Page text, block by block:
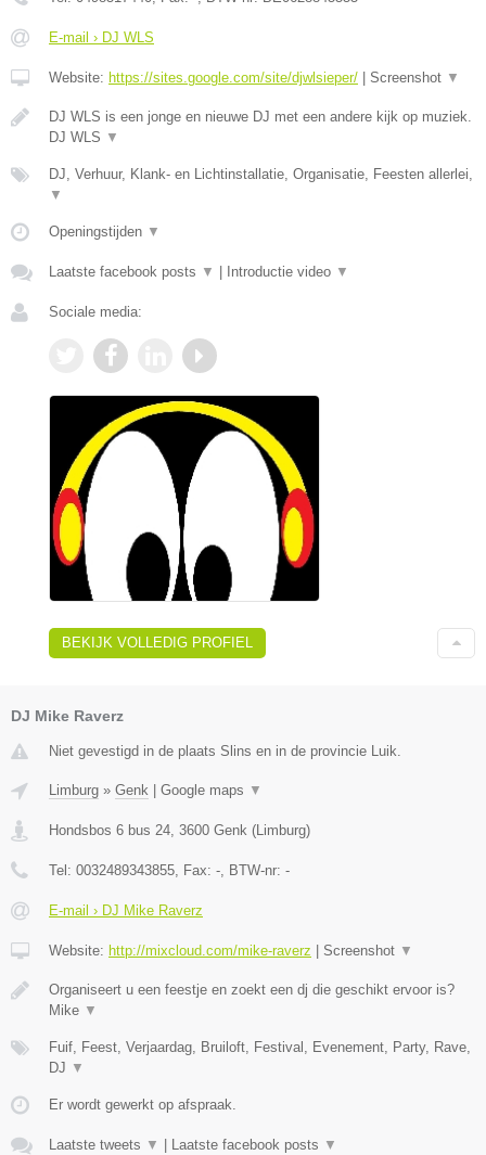
E-mail › DJ WLS
Website: https://sites.google.com/site/djwlsieper/ | Screenshot ▼
DJ WLS is een jonge en nieuwe DJ met een andere kijk op muziek.
DJ WLS ▼
DJ, Verhuur, Klank- en Lichtinstallatie, Organisatie, Feesten allerlei,
▼
Openingstijden ▼
Laatste facebook posts ▼ | Introductie video ▼
Sociale media:
BEKIJK VOLLEDIG PROFIEL
DJ Mike Raverz
Niet gevestigd in de plaats Slins en in de provincie Luik.
Limburg » Genk Google maps ▼
Hondsbos 6 bus 24, 3600 Genk (Limburg)
Tel: 0032489343855, Fax: -, BTW-nr: -
E-mail › DJ Mike Raverz
Website: http://mixcloud.com/mike-raverz Screenshot ▼
Organiseert u een feestje en zoekt een dj die geschikt ervoor is?
Mike ▼
Fuif, Feest, Verjaardag, Bruiloft, Festival, Evenement, Party, Rave,
DJ ▼
Er wordt gewerkt op afspraak.
Laatste tweets ▼ Laatste facebook posts ▼